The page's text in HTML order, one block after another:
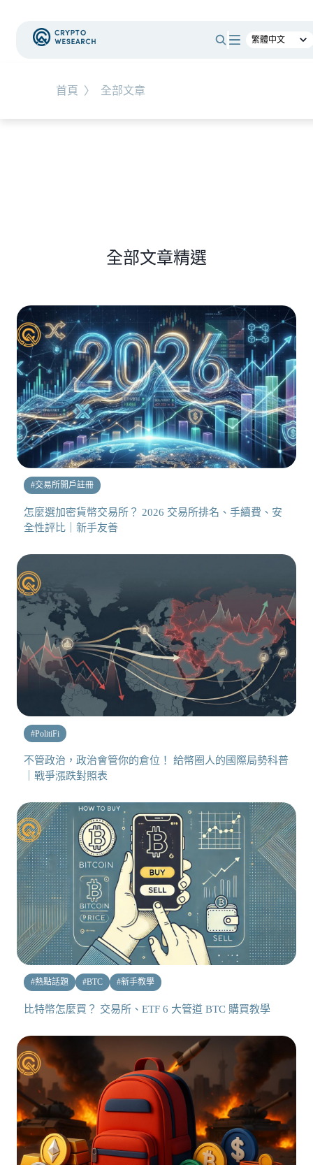
首頁 〉 全部文章
時事觀點
全部文章精選
#交易所開戶註冊
怎麼選加密貨幣交易所？ 2026 交易所排名、手續費、安
全性評比｜新手友善
#PolitiFi
不管政治，政治會管你的倉位！ 給幣圈人的國際局勢科普
｜戰爭漲跌對照表
#熱點話題 #BTC #新手教學
比特幣怎麼買？ 交易所、ETF 6 大管道 BTC 購買教學